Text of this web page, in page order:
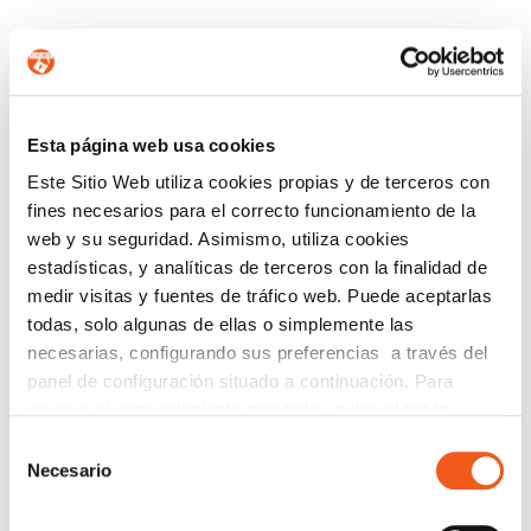
Esta página web usa cookies
Este Sitio Web utiliza cookies propias y de terceros con
fines necesarios para el correcto funcionamiento de la
web y su seguridad. Asimismo, utiliza cookies
estadísticas, y analíticas de terceros con la finalidad de
medir visitas y fuentes de tráfico web. Puede aceptarlas
todas, solo algunas de ellas o simplemente las
necesarias, configurando sus preferencias a través del
panel de configuración situado a continuación. Para
consultar nuestra política de cookies
política de cookies
Necesario
Nombre
Teléfono de contacto
e-mail
Provincia (opcional)